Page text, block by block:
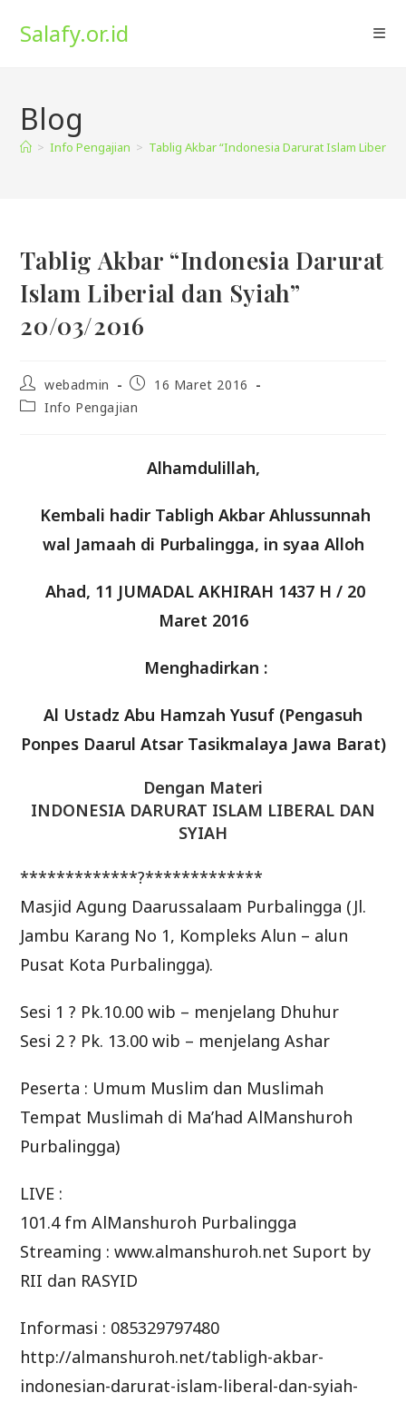
Salafy.or.id
Blog
> Info Pengajian > Tablig Akbar “Indonesia Darurat Islam Liberial
Tablig Akbar “Indonesia Darurat
Islam Liberial dan Syiah”
20/03/2016
Post
author:
webadmin
Post16 Maret 2016
PostInfo Pengajian
Alhamdulillah,
Kembali hadir Tabligh Akbar Ahlussunnah
wal Jamaah di Purbalingga, in syaa Alloh
Ahad, 11 JUMADAL AKHIRAH 1437 H / 20
Maret 2016
Menghadirkan :
Al Ustadz Abu Hamzah Yusuf (Pengasuh
Ponpes Daarul Atsar Tasikmalaya Jawa Barat)
Dengan Materi
INDONESIA DARURAT ISLAM LIBERAL DAN
SYIAH
*************?*************
Masjid Agung Daarussalaam Purbalingga (Jl.
Jambu Karang No 1, Kompleks Alun – alun
Pusat Kota Purbalingga).
Sesi 1 ? Pk.10.00 wib – menjelang Dhuhur
Sesi 2 ? Pk. 13.00 wib – menjelang Ashar
Peserta : Umum Muslim dan Muslimah
Tempat Muslimah di Ma’had AlManshuroh
Purbalingga)
LIVE :
101.4 fm AlManshuroh Purbalingga
Streaming : www.almanshuroh.net Suport by
RII dan RASYID
Informasi : 085329797480
http://almanshuroh.net/tabligh-akbar-
indonesian-darurat-islam-liberal-dan-syiah-